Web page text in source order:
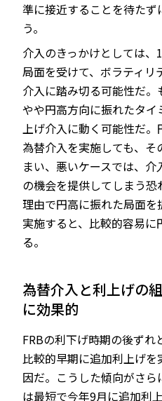
準に接近することを待たず
う。
介入のきっかけとしては
局面を受けて、ボラティリ
介入に踏み切る可能性だ
やや円高方向に振れたタイ
上げ介入に動く可能性だ。
為替介入を実施しても、
まい、悪いケースでは、
の機会を提供してしまう
理由で円高に振れた局面
実施すると、比較的容易
る。
為替介入と利上げの
に効果的
FRBの利下げ時期の後ず
比較的早期に追加利上げ
因だ。こうした傾向がさ
は最短で今年9月に追加利